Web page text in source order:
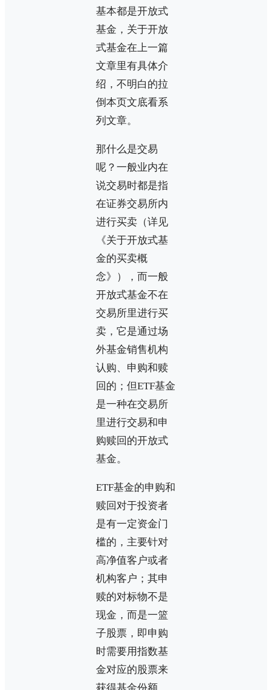
基本都是开放式
基金，关于开放
式基金在上一篇
文章里有具体介
绍，不明白的拉
倒本页文底看系
列文章。
那什么是交易
呢？一般业内在
说交易时都是指
在证券交易所内
进行买卖（详见
《关于开放式基
金的买卖概
念》），而一般
开放式基金不在
交易所里进行买
卖，它是通过场
外基金销售机构
认购、申购和赎
回的；但ETF基金
是一种在交易所
里进行交易和申
购赎回的开放式
基金。
ETF基金的申购和
赎回对于投资者
是有一定资金门
槛的，主要针对
高净值客户或者
机构客户；其申
赎的对标物不是
现金，而是一篮
子股票，即申购
时需要用指数基
金对应的股票来
获得基金份额，